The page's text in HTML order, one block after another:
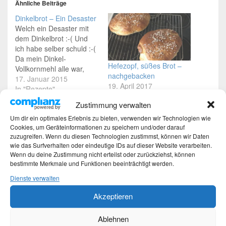
Zustimmung verwalten
Um dir ein optimales Erlebnis zu bieten, verwenden wir Technologien wie
Cookies, um Geräteinformationen zu speichern und/oder darauf
zuzugreifen. Wenn du diesen Technologien zustimmst, können wir Daten
wie das Surfverhalten oder eindeutige IDs auf dieser Website verarbeiten.
Wenn du deine Zustimmung nicht erteilst oder zurückziehst, können
bestimmte Merkmale und Funktionen beeinträchtigt werden.
Dienste verwalten
Akzeptieren
Ablehnen
Ähnliche Beiträge
Dinkelbrot – Ein Desaster
Welch ein Desaster mit
dem Dinkelbrot :-( Und
ich habe selber schuld :-(
Da mein Dinkel-
Vollkornmehl alle war,
habe ich das normale
Dinkelmehl genommen
und die Trockenhefe war
auch schon 3 Monate
abgelaufen. Egal, einfach
machen habe ich mir
gedacht. Dann auch noch
eine zu große
Kastenform gewählt......
17. Januar 2015
In "Rezepte"
Hefezopf, süßes Brot –
nachgebacken
19. April 2017
Rezepte Sammlung
In "Rezepte"
Dieser Eintrag wurde vonMartinaunterRezepteveröffentlicht und mit
Roggenmischbrot,Vollkornbrot